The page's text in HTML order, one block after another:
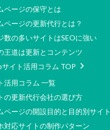
ページの保守とは
ページの更新代行とは？
数の多いサイトはSEOに強い
王道は更新とコンテンツ
イト活用コラム TOP
活用コラム 一覧
の更新代行会社の選び方
ページの開設目的と目的別サイト
対応サイトの制作パターン